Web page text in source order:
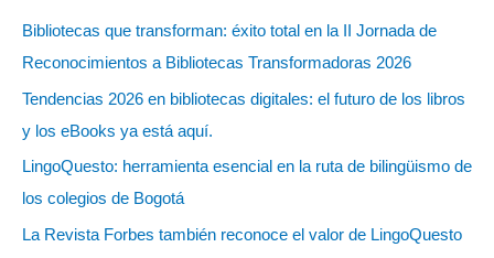
a
r
Bibliotecas que transforman: éxito total en la II Jornada de
Reconocimientos a Bibliotecas Transformadoras 2026
Tendencias 2026 en bibliotecas digitales: el futuro de los libros
y los eBooks ya está aquí.
LingoQuesto: herramienta esencial en la ruta de bilingüismo de
los colegios de Bogotá
La Revista Forbes también reconoce el valor de LingoQuesto